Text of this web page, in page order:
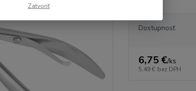
Dostupnosť
6,75 €/ks
5,49 € bez DPH
Zatvoriť